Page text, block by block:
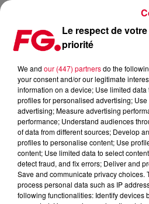
LA MUSIC STORY DU JOUR : TODD
Publié : 3 décembre 2025 à
Le respect de
priorité
We and our (447) partnersdo the
your consent and/or our legitimate
information on a device; Use limited
profiles for personalised advertising;
advertising; Measure advertising
performance; Understand audiences
of data from different sources; Develop
profiles to personalise content; Use
content; Use limited data to select
detect fraud, and fix errors; Deliver and
Save and communicate privacy choices.
process personal data such as IP
following functionalities: Identify devices